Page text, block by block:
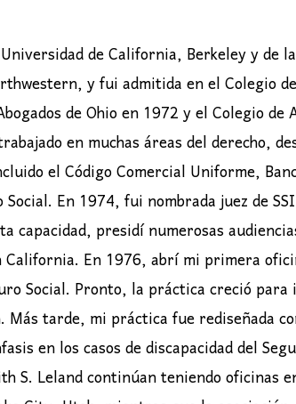
de California, Berkeley y de
y fui admitida en el Colegio
de Ohio en 1972 y el Colegio de
en muchas áreas del derecho,
el Código Comercial Uniforme,
Social. En 1974, fui nombrada juez de
capacidad, presidí numerosas
California. En 1976, abrí mi primera
Social. Pronto, la práctica creció
Más tarde, mi práctica fue rediseñada
en los casos de discapacidad del
S. Leland continúan teniendo oficinas